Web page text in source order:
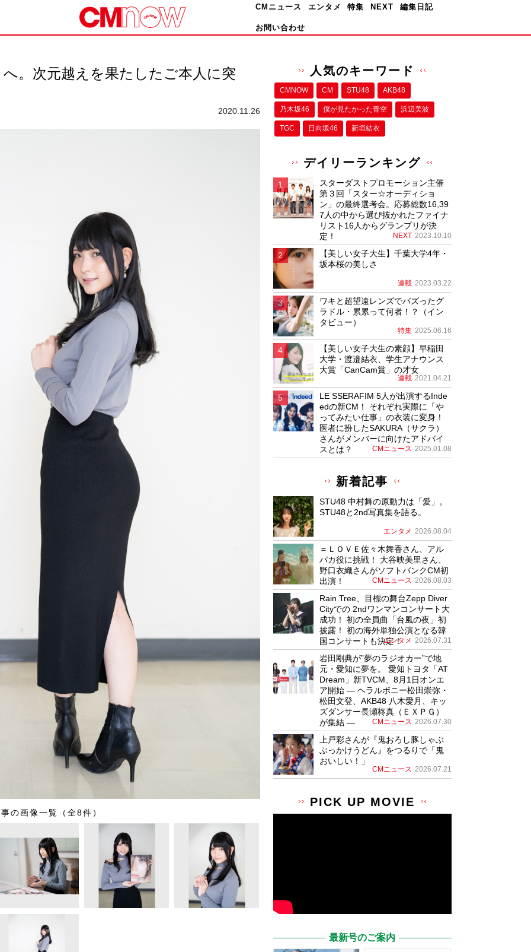
CMニュース エンタメ 特集 NEXT 編集日記
お問い合わせ
。次元越えを果たしたご本人に突
2020.11.26
の画像一覧（全8件）
人気のキーワード
CMNOW CM STU48 AKB48
乃木坂46 僕が⾒たかった⻘空 浜辺美波
TGC 日向坂46 新垣結衣
デイリーランキング
スターダストプロモーション主催
第３回「スター☆オーディショ
ン」の最終選考会。応募総数16,39
7人の中から選び抜かれたファイナ
リスト16人からグランプリが決
定！
NEXT 2023.10.10
【美しい女子大生】千葉大学4年・
坂本桜の美しさ
連載 2023.03.22
ワキと超望遠レンズでバズったグ
ラドル・累累って何者！？（イン
タビュー）
特集 2025.06.16
【美しい女子大生の素顔】早稲田
大学・渡邉結衣、学生アナウンス
大賞「CanCam賞」の才女
連載 2021.04.21
LE SSERAFIM 5人が出演するInde
edの新CM！ それぞれ実際に「や
ってみたい仕事」の衣装に変身！
医者に扮したSAKURA（サクラ）
さんがメンバーに向けたアドバイ
スとは？
CMニュース 2025.01.08
新着記事
STU48 中村舞の原動力は「愛」。
STU48と2nd写真集を語る。
エンタメ 2026.08.04
＝ＬＯＶＥ佐々木舞香さん、アル
パカ役に挑戦！ 大谷映美里さん、
野口衣織さんがソフトバンクCM初
出演！
CMニュース 2026.08.03
Rain Tree、目標の舞台Zepp Diver
Cityでの 2ndワンマンコンサート大
成功！ 初の全員曲「台風の夜」初
披露！ 初の海外単独公演となる韓
国コンサートも決定！
エンタメ 2026.07.31
岩田剛典が”夢のラジオカー”で地
元・愛知に夢を。 愛知トヨタ「AT
Dream」新TVCM、8月1日オンエ
ア開始 ― ヘラルボニー松田崇弥・
松田文登、AKB48 八木愛月、キッ
ズダンサー長瀬柊真（ＥＸＰＧ）
が集結 ―
CMニュース 2026.07.30
上戸彩さんが『鬼おろし豚しゃぶ
ぶっかけうどん』をつるりで「鬼
おいしい！」
CMニュース 2026.07.21
PICK UP MOVIE
最新号のご案内